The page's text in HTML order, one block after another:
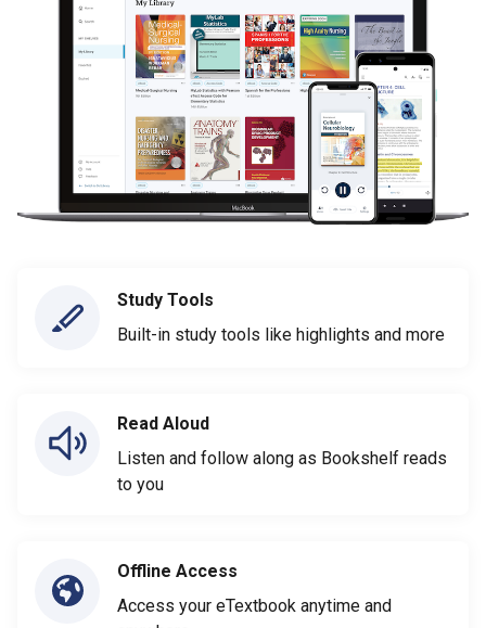
Study Tools
Built-in study tools like highlights and more
Read Aloud
Listen and follow along as Bookshelf reads
to you
Offline Access
Access your eTextbook anytime and